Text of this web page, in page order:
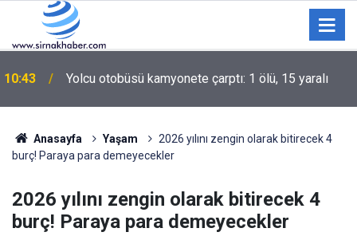
10:43 Yolcu otobüsü kamyonete çarptı: 1 ölü, 15 yaralı
Anasayfa Yaşam
2026 yılını zengin olarak bitirecek 4
burç! Paraya para demeyecekler
2026 yılını zengin olarak bitirecek 4
burç! Paraya para demeyecekler